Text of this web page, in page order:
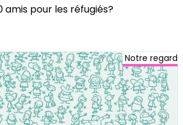
amis pour les réfugiés?
Notre regard